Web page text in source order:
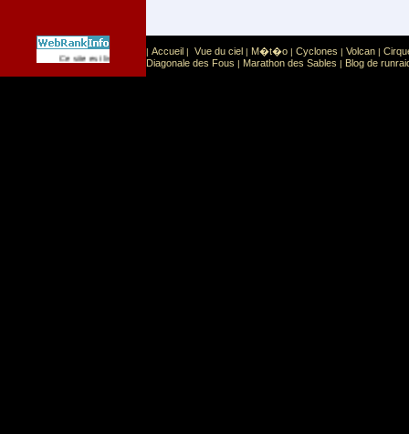
Ce site est list� dans la cat�gorie Sport: Sports extr�mes
| Accueil | Vue du ciel | M�t�o | Cyclones | Volcan |
Diagonale des Fous | Marathon des Sables | Blog de